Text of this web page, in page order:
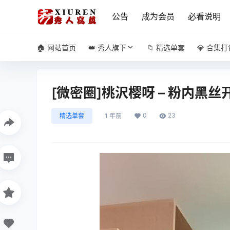
公告 成为会员 必看说明
🏠 网站首页 👑 秀人旗下 📁 精选单套 💎 合集打
[微密圈]桃沢樱呀 – 粉内黑
精选单套 1 年前 0 23